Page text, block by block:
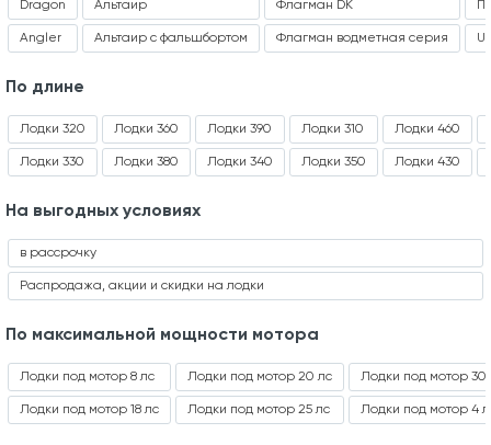
Dragon
Angler
Альтаир
Альтаир с фальшбортом
Флагман DK
Флагман водметная серия
По длине
Лодки 320
Лодки 330
Лодки 360
Лодки 380
Лодки 390
Лодки 340
Лодки 310
Лодки 350
Лодки 460
Лодки 430
На выгодных условиях
в рассрочку
Распродажа, акции и скидки на лодки
По максимальной мощности мотора
Лодки под мотор 8 лс
Лодки под мотор 18 лс
Лодки под мотор 20 лс
Лодки под мотор 25 лс
Лодки под мотор 30
Лодки под мотор 4